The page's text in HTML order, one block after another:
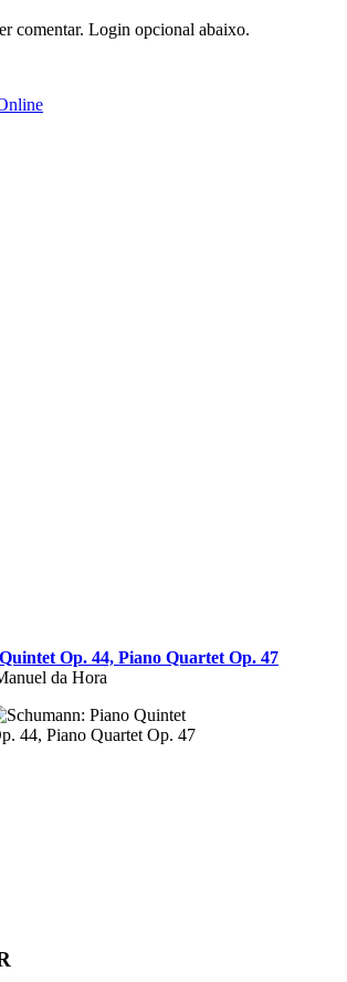
comentar. Login opcional abaixo.
Op. 44, Piano Quartet Op. 47
da Hora